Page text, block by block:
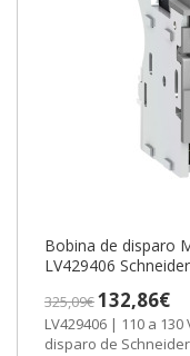
Bobina de disparo
LV429406
325,09€132,86€
LV429406 | 110 a 130 V Corriente alterna (AC, CA)
disparo de